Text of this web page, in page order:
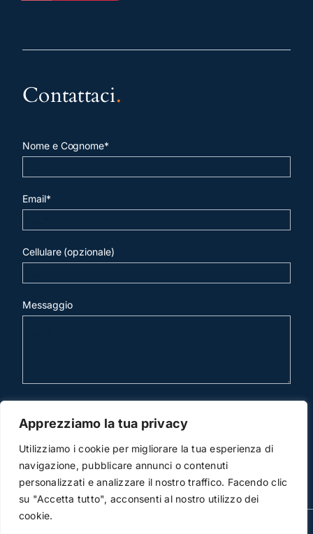
Apprezziamo la tua privacy
Utilizziamo i cookie per migliorare la tua esperienza di
navigazione, pubblicare annunci o contenuti
personalizzati e analizzare il nostro traffico. Facendo clic
su "Accetta tutto", acconsenti al nostro utilizzo dei
cookie.
Contattaci.
Nome e Cognome*
Email*
Cellulare (opzionale)
Messaggio
invia mail